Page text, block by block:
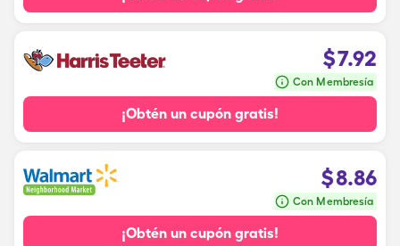
$7.92
Con Membresía
¡Obtén un cupón gratis!
$8.86
Con Membresía
¡Obtén un cupón gratis!